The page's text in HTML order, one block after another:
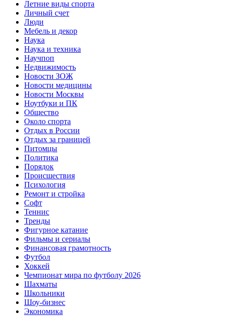
Летние виды спорта
Личный счет
Люди
Мебель и декор
Наука
Наука и техника
Научпоп
Недвижимость
Новости ЗОЖ
Новости медицины
Новости Москвы
Ноутбуки и ПК
Общество
Около спорта
Отдых в России
Отдых за границей
Питомцы
Политика
Порядок
Происшествия
Психология
Ремонт и стройка
Софт
Теннис
Тренды
Фигурное катание
Фильмы и сериалы
Финансовая грамотность
Футбол
Хоккей
Чемпионат мира по футболу 2026
Шахматы
Школьники
Шоу-бизнес
Экономика